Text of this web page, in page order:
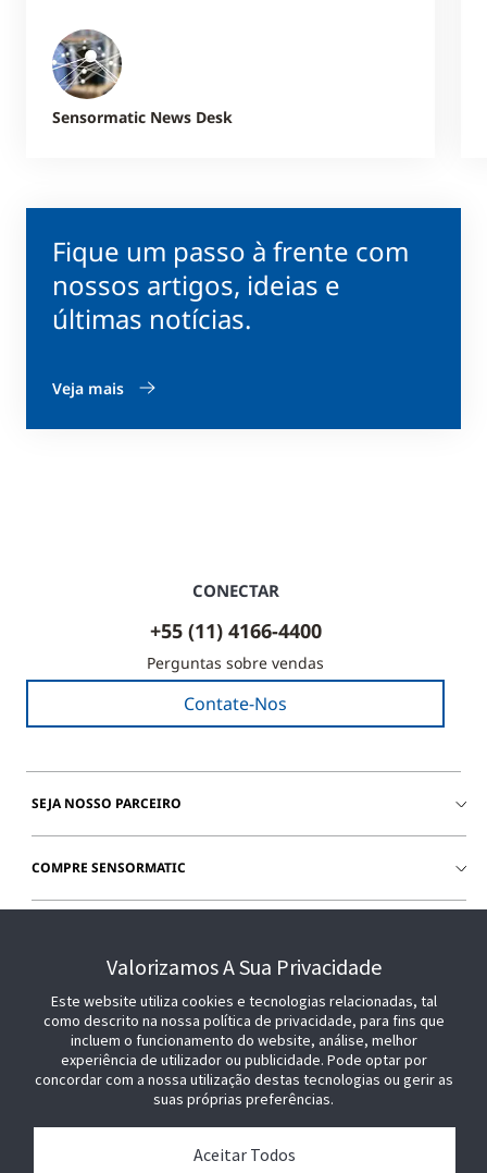
Fique um passo à frente com
nossos artigos, ideias e
últimas notícias.
Veja mais
Sensormatic News Desk
CONECTAR
+55 (11) 4166-4400
Perguntas sobre vendas
Contate-Nos
SEJA NOSSO PARCEIRO
COMPRE SENSORMATIC
Valorizamos A Sua Privacidade
Este website utiliza cookies e tecnologias relacionadas, tal
como descrito na nossa política de privacidade, para fins que
incluem o funcionamento do website, análise, melhor
experiência de utilizador ou publicidade. Pode optar por
concordar com a nossa utilização destas tecnologias ou gerir as
suas próprias preferências.
Aceitar Todos